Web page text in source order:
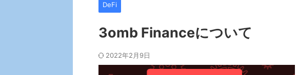
DeFi
3omb Financeについて
2022年2月9日